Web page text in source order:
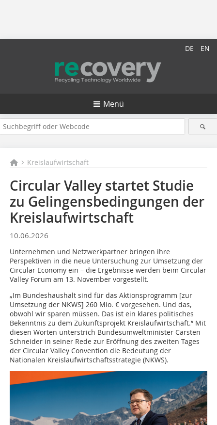
DE EN
Menü
Kreislaufwirtschaft
Circular Valley startet Studie
zu Gelingensbedingungen der
Kreislaufwirtschaft
10.06.2026
Unternehmen und Netzwerkpartner bringen ihre
Perspektiven in die neue Untersuchung zur Umsetzung der
Circular Economy ein – die Ergebnisse werden beim Circular
Valley Forum am 13. November vorgestellt.
„Im Bundeshaushalt sind für das Aktionsprogramm [zur
Umsetzung der NKWS] 260 Mio. € vorgesehen. Und das,
obwohl wir sparen müssen. Das ist ein klares politisches
Bekenntnis zu dem Zukunftsprojekt Kreislaufwirtschaft.“ Mit
diesen Worten unterstrich Bundesumweltminister Carsten
Schneider in seiner Rede zur Eröffnung des zweiten Tages
der Circular Valley Convention die Bedeutung der
Nationalen Kreislaufwirtschaftsstrategie (NKWS).